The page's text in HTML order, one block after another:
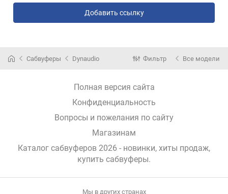
Добавить ссылку
Сабвуферы Dynaudio Фильтр Все модели
Полная версия сайта
Конфиденциальность
Вопросы и пожелания по сайту
Магазинам
Каталог сабвуферов 2026 - новинки, хиты продаж,
купить сабвуферы.
Мы в других странах